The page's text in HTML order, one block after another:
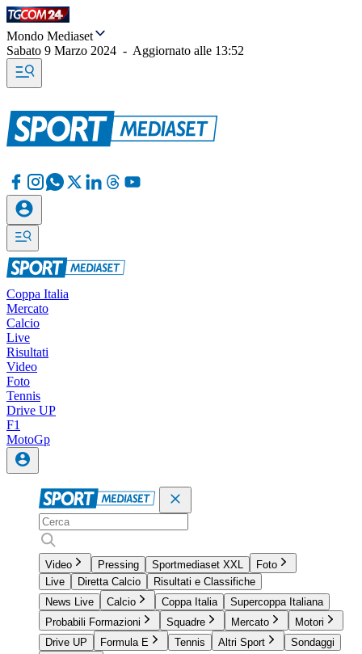
Mondo Mediaset
Sabato 9 Marzo 2024 - Aggiornato alle 13:52
Coppa Italia
Mercato
Calcio
Live
Risultati
Video
Foto
Tennis
Drive UP
F1
MotoGp
Video Pressing Sportmediaset XXL
Foto
Live
Diretta Calcio
Risultati e Classifiche
News Live
Calcio Coppa Italia
Supercoppa Italiana
Probabili Formazioni
Squadre Mercato
Motori
Drive UP
Formula E Tennis Altri Sport
Sondaggi